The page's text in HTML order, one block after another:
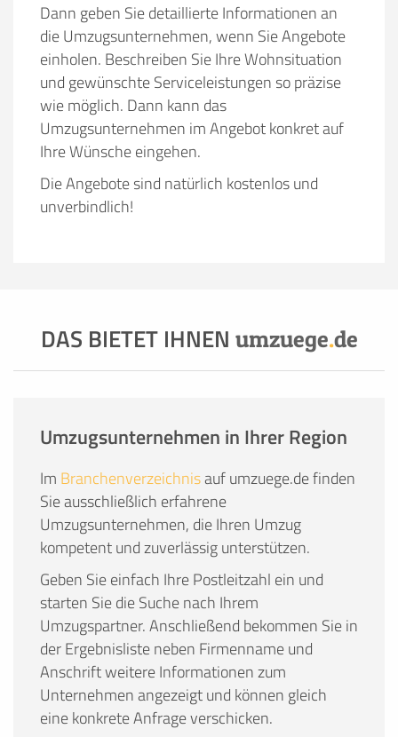
Dann geben Sie detaillierte Informationen an
die Umzugsunternehmen, wenn Sie Angebote
einholen. Beschreiben Sie Ihre Wohnsituation
und gewünschte Serviceleistungen so präzise
wie möglich. Dann kann das
Umzugsunternehmen im Angebot konkret auf
Ihre Wünsche eingehen.
Die Angebote sind natürlich kostenlos und
unverbindlich!
DAS BIETET IHNEN umzuege.de
Umzugsunternehmen in Ihrer Region
Im Branchenverzeichnisauf umzuege.de finden
Sie ausschließlich erfahrene
Umzugsunternehmen, die Ihren Umzug
kompetent und zuverlässig unterstützen.
Geben Sie einfach Ihre Postleitzahl ein und
starten Sie die Suche nach Ihrem
Umzugspartner. Anschließend bekommen Sie in
der Ergebnisliste neben Firmenname und
Anschrift weitere Informationen zum
Unternehmen angezeigt und können gleich
eine konkrete Anfrage verschicken.